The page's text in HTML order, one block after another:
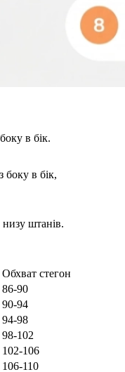
в бік.
боку в бік,
штанів.
Обхват стегон
86-90
90-94
94-98
98-102
102-106
106-110